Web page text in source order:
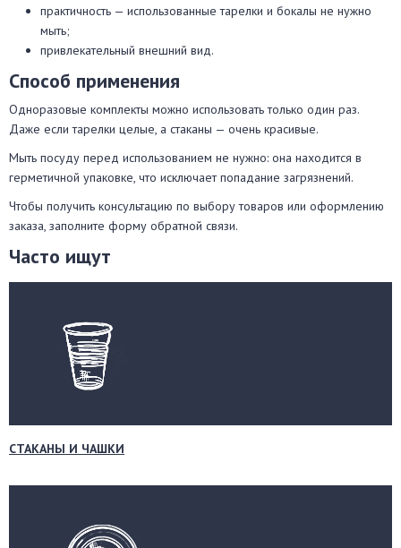
практичность — использованные тарелки и бокалы не нужно
мыть;
привлекательный внешний вид.
Способ применения
Одноразовые комплекты можно использовать только один раз.
Даже если тарелки целые, а стаканы — очень красивые.
Мыть посуду перед использованием не нужно: она находится в
герметичной упаковке, что исключает попадание загрязнений.
Чтобы получить консультацию по выбору товаров или оформлению
заказа, заполните форму обратной связи.
Часто ищут
СТАКАНЫ И ЧАШКИ